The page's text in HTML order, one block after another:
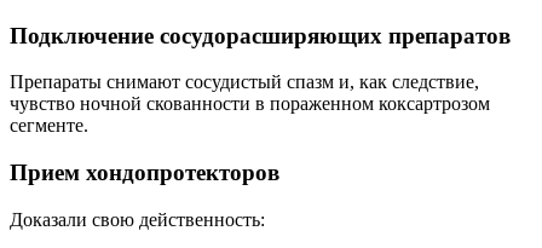
Подключение сосудорасширяющих препаратов
Препараты снимают сосудистый спазм и, как следствие,
чувство ночной скованности в пораженном коксартрозом
сегменте.
Прием хондопротекторов
Доказали свою действенность: